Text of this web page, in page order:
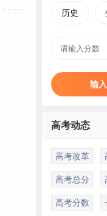
历史
输
高考动态
高考改革
高考总分
高考分数